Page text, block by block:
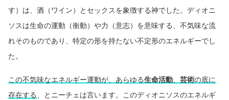
す）は、酒（ワイン）とセックスを象徴する神でした。ディオニ
ソスは生命の運動（衝動）や力（意志）を意味する、不気味な流
れそのものであり、特定の形を持たない不定形のエネルギーでし
た。
この不気味なエネルギー運動が、あらゆる生命活動 芸術の底に
存在する
、とニーチェは言います。このディオニソスのエネルギ